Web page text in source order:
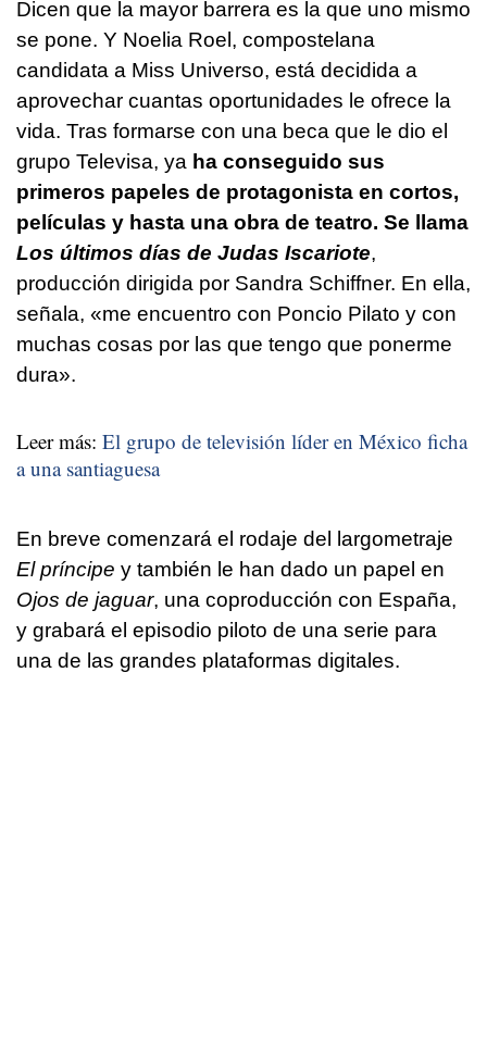
Dicen que la mayor barrera es la que uno mismo
se pone. Y Noelia Roel, compostelana
candidata a Miss Universo, está decidida a
aprovechar cuantas oportunidades le ofrece la
vida. Tras formarse con una beca que le dio el
grupo Televisa, ya ha conseguido sus
primeros papeles de protagonista en cortos,
películas y hasta una obra de teatro. Se llama
Los últimos días de Judas Iscariote,
producción dirigida por Sandra Schiffner. En ella,
señala, «me encuentro con Poncio Pilato y con
muchas cosas por las que tengo que ponerme
dura».
Leer más: El grupo de televisión líder en México ficha
a una santiaguesa
En breve comenzará el rodaje del largometraje
El príncipe y también le han dado un papel en
Ojos de jaguar, una coproducción con España,
y grabará el episodio piloto de una serie para
una de las grandes plataformas digitales.